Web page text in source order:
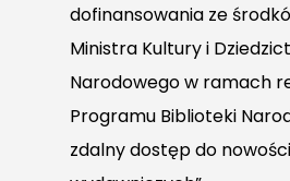
dofinansowania ze
Ministra Kultury i
Narodowego w ramach
Programu Biblioteki
zdalny dostęp do nowości